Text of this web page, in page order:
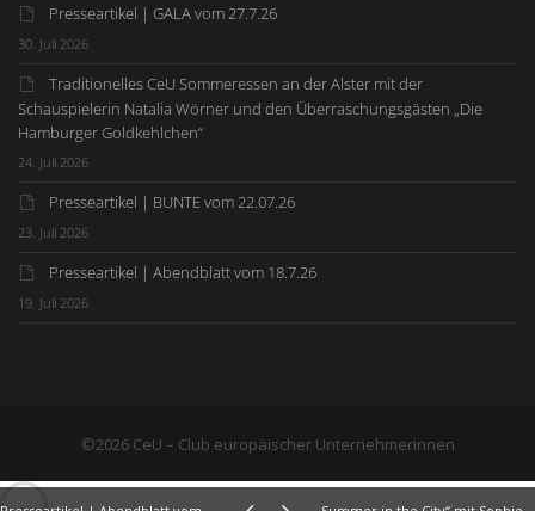
Presseartikel | GALA vom 27.7.26
30. Juli 2026
Traditionelles CeU Sommeressen an der Alster mit der
Schauspielerin Natalia Wörner und den Überraschungsgästen „Die
Hamburger Goldkehlchen“
24. Juli 2026
Presseartikel | BUNTE vom 22.07.26
23. Juli 2026
Presseartikel | Abendblatt vom 18.7.26
19. Juli 2026
©2026 CeU – Club europäischer Unternehmerinnen